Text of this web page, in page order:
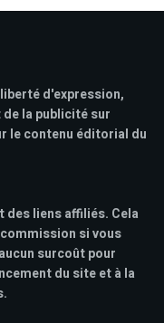
d'expression,
la publicité sur
le contenu éditorial du
liens affiliés. Cela
si vous
surcoût pour
du site et à la